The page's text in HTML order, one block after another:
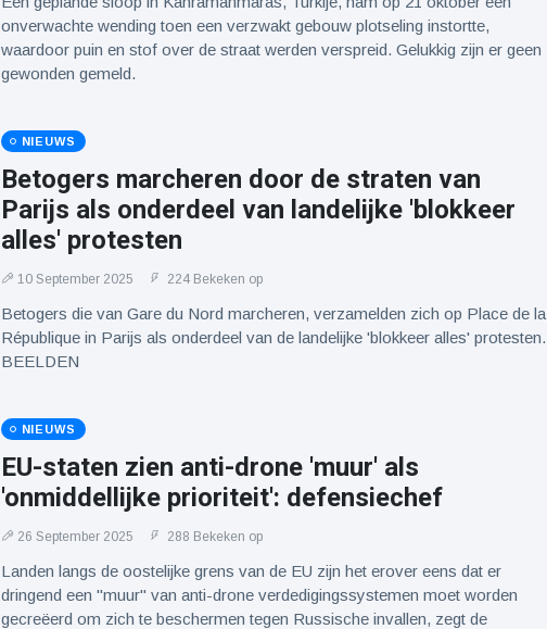
onverwachte wending toen een verzwakt gebouw plotseling instortte,
waardoor puin en stof over de straat werden verspreid. Gelukkig zijn er geen
gewonden gemeld.
NIEUWS
Betogers marcheren door de straten van
Parijs als onderdeel van landelijke 'blokkeer
alles' protesten
10 September 2025 224 Bekeken op
Betogers die van Gare du Nord marcheren, verzamelden zich op Place de la
République in Parijs als onderdeel van de landelijke 'blokkeer alles' protesten.
BEELDEN
NIEUWS
EU-staten zien anti-drone 'muur' als
'onmiddellijke prioriteit': defensiechef
26 September 2025 288 Bekeken op
Landen langs de oostelijke grens van de EU zijn het erover eens dat er
dringend een "muur" van anti-drone verdedigingssystemen moet worden
gecreëerd om zich te beschermen tegen Russische invallen, zegt de